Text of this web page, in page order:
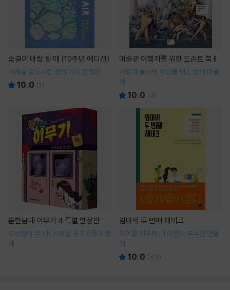
숨결이 바람 될 때 (10주년 에디션)
세계를 감동시킨 생의 기록 한정판
10.0 (1 )
미술관 여행자를 위한 도슨트 북 II
서양 미술사의 흐름을 꿰는 반려 미술
책
10.0 ( 3)
흔한남매 이무기 4 특별 한정판
오싹함이 두 배! 스페셜 굿즈 6종과 함
께
엄마의 두 번째 재테크
아이를 키우며 내 이름의 부수입 만들
기
10.0 (43)